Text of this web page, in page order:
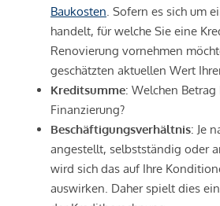
Baukosten . Sofern es sich um
handelt, für welche Sie eine
Renovierung vornehmen
geschätzten aktuellen Wert
Kreditsumme: Welchen
Finanzierung?
Beschäftigungsverhältnis: Je
angestellt, selbstständig oder
wird sich das auf Ihre
auswirken. Daher spielt dies